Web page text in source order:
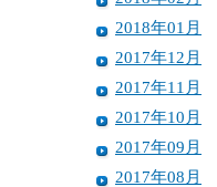
2018年01月
2017年12月
2017年11月
2017年10月
2017年09月
2017年08月